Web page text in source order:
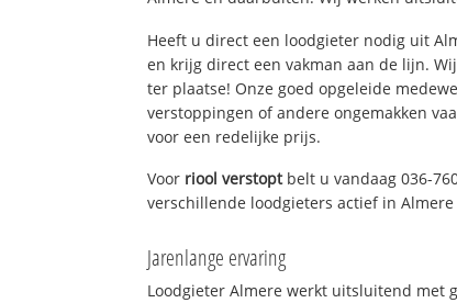
Heeft u direct een loodgieter nodig uit
en krijg direct een vakman aan de lijn.
ter plaatse! Onze goed opgeleide
verstoppingen of andere ongemakken
voor een redelijke prijs.
Voor riool verstoptbelt u vandaag 036-
verschillende loodgieters actief in
Jarenlange ervaring
Loodgieter Almere werkt uitsluitend met